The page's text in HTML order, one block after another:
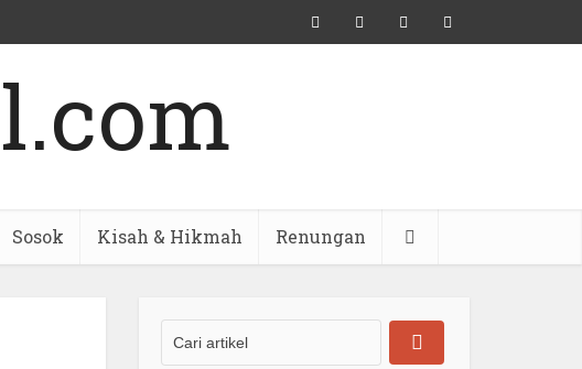
Sosok Kisah & Hikmah Renungan